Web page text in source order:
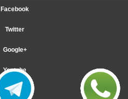
Facebook
Twitter
Google+
Youtube
Webmail